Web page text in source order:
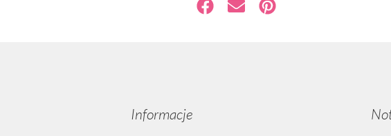
Informacje